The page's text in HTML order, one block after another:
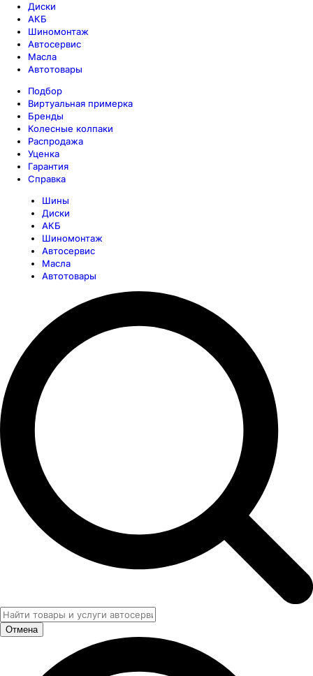
Диски
АКБ
Шиномонтаж
Автосервис
Масла
Автотовары
Подбор
Виртуальная примерка
Бренды
Колесные колпаки
Распродажа
Уценка
Гарантия
Справка
Шины
Диски
АКБ
Шиномонтаж
Автосервис
Масла
Автотовары
Отмена